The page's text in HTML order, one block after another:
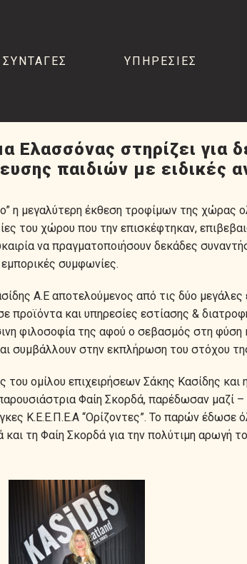
ΣΥΝΤΑΓΕΣ ΥΠΗΡΕΣΙΕΣ
Ελασσόνας στηρίζει για
παιδιών με ειδικές
η μεγαλύτερη έκθεση τροφίμων της χώρας
του χώρου που την επισκέφτηκαν,
να πραγματοποιήσουν δεκάδες
συμφωνίες.
Α.Ε αποτελούμενος από τις δύο
προϊόντα και υπηρεσίες εστίασης &
φιλοσοφία της αφού ο σεβασμός στη φύση
συμβάλλουν στην εκπλήρωση του στόχου
του ομίλου επιχειρήσεων Σάκης Κασίδης
Φαίη Σκορδά, παρέδωσαν μαζί
Κ.Ε.Ε.Π.Ε.Α “Ορίζοντες”. Το παρών έδωσε
και τη Φαίη Σκορδά για την πολύτιμη